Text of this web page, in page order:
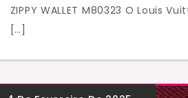
ZIPPY WALLET M80323 O Louis
[…]